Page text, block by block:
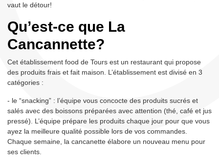
vaut le détour!
Qu’est-ce que La
Cancannette?
Cet établissement food de Tours est un restaurant qui propose
des produits frais et fait maison. L’établissement est divisé en 3
catégories :
- le “snacking” : l’équipe vous concocte des produits sucrés et
salés avec des boissons préparées avec attention (thé, café et jus
pressé). L’équipe prépare les produits chaque jour pour que vous
ayez la meilleure qualité possible lors de vos commandes.
Chaque semaine, la cancanette élabore un nouveau menu pour
ses clients.